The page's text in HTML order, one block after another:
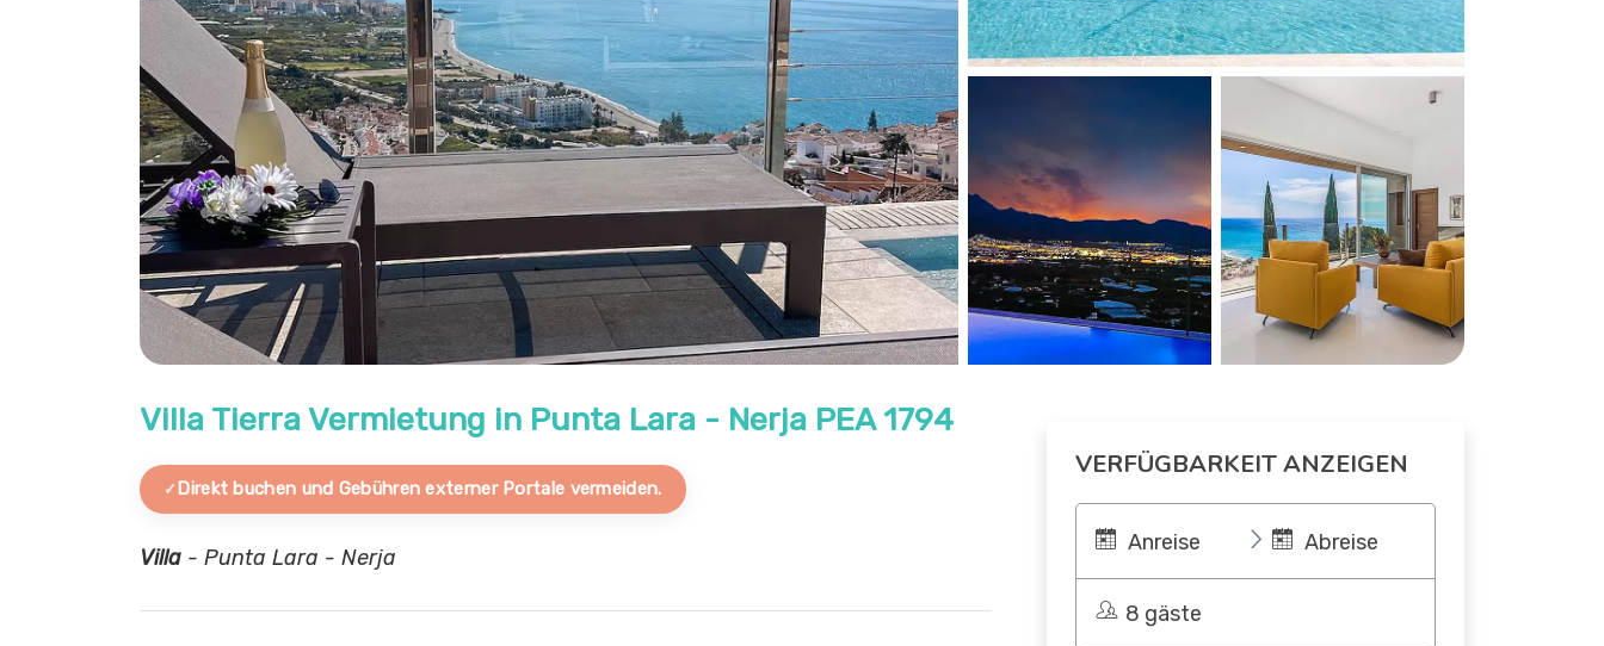
Villa Tierra Vermietung in Punta Lara - Nerja PEA 1794
Direkt buchen und Gebühren externer Portale vermeiden.
Villa - Punta Lara - Nerja
VERFÜGBARKEIT ANZEIGEN
Anreise Abreise
8 gäste